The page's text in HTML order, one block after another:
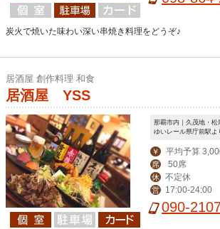
炭火で焼いた味わい深い串焼き料理をどうぞ♪
居酒屋 創作料理 和食
居酒屋 YSS
那覇市内｜久茂地・松
ゆいレール県庁前駅よ
￥ 平均予算
席 50席
休 不定休
営 17:00-24:00
090-